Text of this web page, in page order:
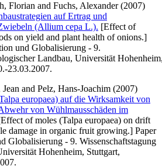
Florian and Fuchs, Alexander(2007)
auf Ertrag und
(Allium cepa L.). [Effect of
on yield and plant health of onions.]
und Globalisierung - 9.
Landbau, Universität
23.03.2007.
and Pelz, Hans-Joachim (2007)
europaea) auf die Wirksamkeit von
von Wühlmausschäden im
of moles (Talpa europaea) on drift
damage in organic fruit growing.] Paper
Globalisierung - 9. Wissenschaftstagung
Hohenheim, Stuttgart,